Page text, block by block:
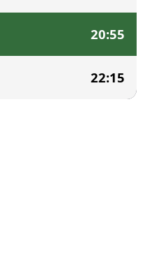
20:55
22:15